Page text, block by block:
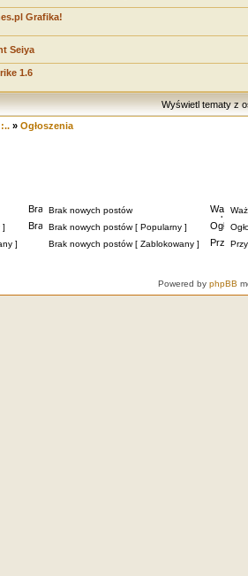
Grafika!
Seiya
1.6
Wyświetl tematy z
» Ogłoszenia
Brak nowych postów
]
Brak nowych postów [ Popularny ]
]
Brak nowych postów [ Zablokowany ]
Powered by phpBB